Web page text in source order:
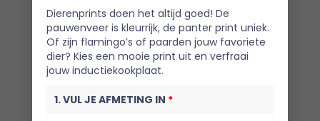
Dierenprints doen het altijd goed! De
pauwenveer is kleurrijk, de panter print uniek.
Of zijn flamingo’s of paarden jouw favoriete
dier? Kies een mooie print uit en verfraai
jouw inductiekookplaat.
1. VUL JE AFMETING IN *